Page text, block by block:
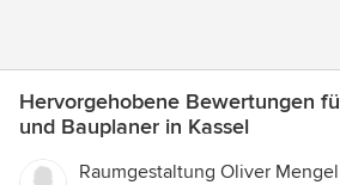
Hervorgehobene Bewertungen
und Bauplaner in Kassel
Raumgestaltung Oliver Mengel